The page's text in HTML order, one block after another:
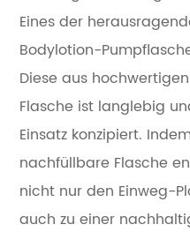
Eines der
Bodylotion-
Diese aus
Flasche ist langlebig
Einsatz konzipiert.
nachfüllbare Flasche
nicht nur den Einweg-
auch zu einer